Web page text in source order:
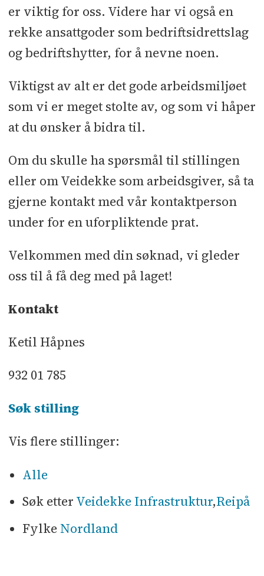
er viktig for oss. Videre har vi også en
rekke ansattgoder som bedriftsidrettslag
og bedriftshytter, for å nevne noen.
Viktigst av alt er det gode arbeidsmiljøet
som vi er meget stolte av, og som vi håper
at du ønsker å bidra til.
Om du skulle ha spørsmål til stillingen
eller om Veidekke som arbeidsgiver, så ta
gjerne kontakt med vår kontaktperson
under for en uforpliktende prat.
Velkommen med din søknad, vi gleder
oss til å få deg med på laget!
Kontakt
Ketil Håpnes
932 01 785
Søk stilling
Vis flere stillinger:
Alle
Søk etter Veidekke Infrastruktur,Reipå
Fylke Nordland